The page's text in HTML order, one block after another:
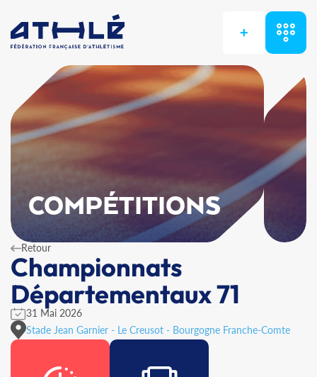
+
COMPÉTITIONS
Retour
Championnats
Départementaux 71
31 Mai 2026
Stade Jean Garnier - Le Creusot - Bourgogne Franche-Comte